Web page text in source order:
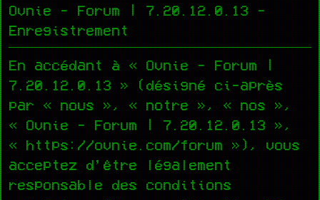
Ovnie - Forum | 7.20.12.0.13 -
Enregistrement
En accédant à « Ovnie - Forum |
7.20.12.0.13 » (désigné ci-après
par « nous », « notre », « nos »,
« Ovnie - Forum | 7.20.12.0.13 »,
« https://ovnie.com/forum »), vous
acceptez d’être légalement
responsable des conditions